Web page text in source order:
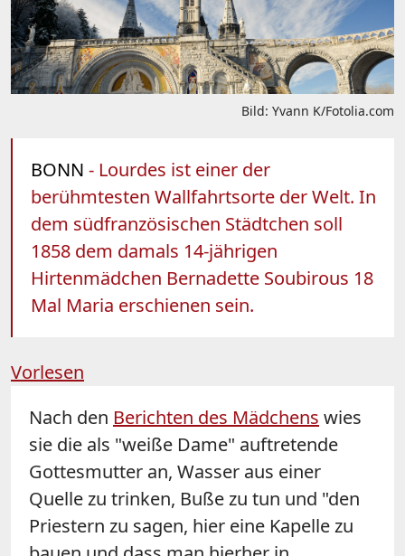
Bild: Yvann K/Fotolia.com
BONN - Lourdes ist einer der
berühmtesten Wallfahrtsorte der Welt. In
dem südfranzösischen Städtchen soll
1858 dem damals 14-jährigen
Hirtenmädchen Bernadette Soubirous 18
Mal Maria erschienen sein.
Vorlesen
Nach den Berichten des Mädchens wies
sie die als "weiße Dame" auftretende
Gottesmutter an, Wasser aus einer
Quelle zu trinken, Buße zu tun und "den
Priestern zu sagen, hier eine Kapelle zu